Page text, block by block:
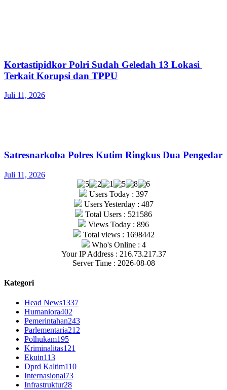
Kortastipidkor Polri Sudah Geledah 13 Lokasi
Terkait Korupsi dan TPPU
Juli 11, 2026
Satresnarkoba Polres Kutim Ringkus Dua Pengedar
Juli 11, 2026
Users Today : 397
Users Yesterday : 487
Total Users : 521586
Views Today : 896
Total views : 1698442
Who's Online : 4
Your IP Address : 216.73.217.37
Server Time : 2026-08-08
Kategori
Head News1337
Humaniora402
Pemerintahan243
Parlementaria212
Polhukam195
Kriminalitas121
Ekuin113
Dprd Kaltim110
Internasional73
Infrastruktur28